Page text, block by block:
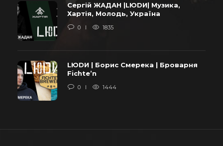
Сергій ЖАДАН |LЮDИ| Музика,
Хартія, Молодь, Україна
0 1835
LЮDИ | Борис Смерека | Броварня
Fichte’n
0 1444